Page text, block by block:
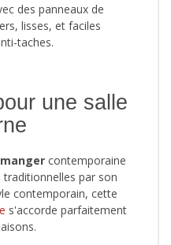
des panneaux de
lisses, et faciles
taches.
une salle
contemporaine
traditionnelles par son
contemporain, cette
s'accorde parfaitement